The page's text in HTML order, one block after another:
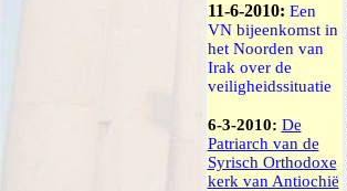
11-6-2010: Een
VN bijeenkomst in
het Noorden van
Irak over de
veiligheidssituatie
6-3-2010: De
Patriarch van de
Syrisch Orthodoxe
kerk van Antiochië